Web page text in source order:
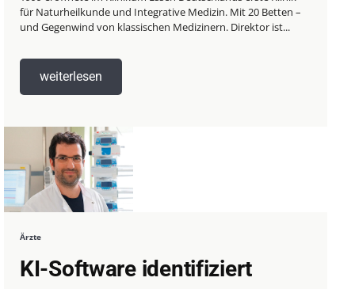
für Naturheilkunde und Integrative Medizin. Mit 20 Betten –
und Gegenwind von klassischen Medizinern. Direktor ist...
weiterlesen
Ärzte
KI-Software identifiziert